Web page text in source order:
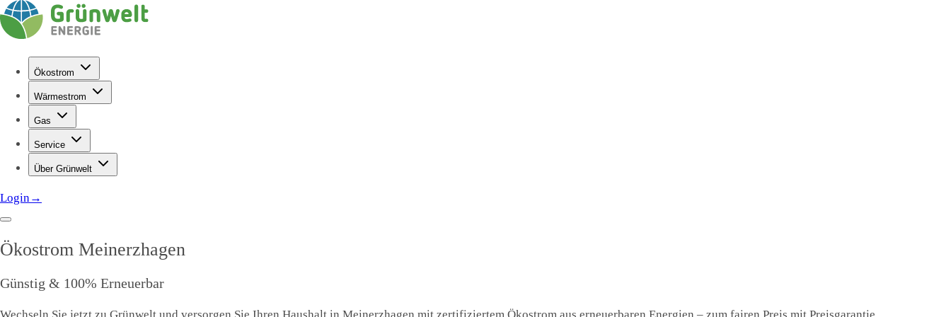
Ökostrom
Wärmestrom
Gas
Service
Über Grünwelt
Login→
Ökostrom Meinerzhagen
Günstig & 100% Erneuerbar